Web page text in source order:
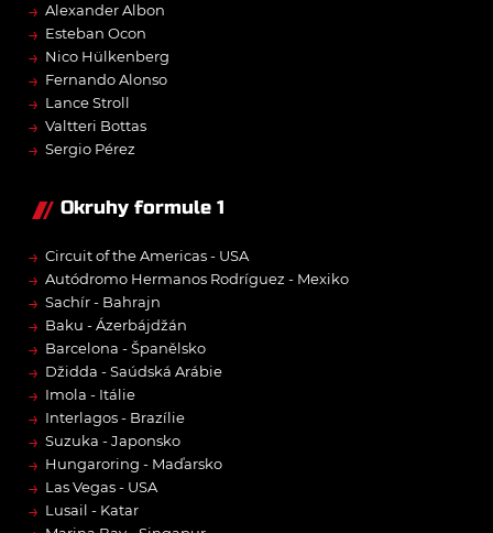
→ Alexander Albon
→ Esteban Ocon
→ Nico Hülkenberg
→ Fernando Alonso
→ Lance Stroll
→ Valtteri Bottas
→ Sergio Pérez
Okruhy formule 1
→ Circuit of the Americas - USA
→ Autódromo Hermanos Rodríguez - Mexiko
→ Sachír - Bahrajn
→ Baku - Ázerbájdžán
→ Barcelona - Španělsko
→ Džidda - Saúdská Arábie
→ Imola - Itálie
→ Interlagos - Brazílie
→ Suzuka - Japonsko
→ Hungaroring - Maďarsko
→ Las Vegas - USA
→ Lusail - Katar